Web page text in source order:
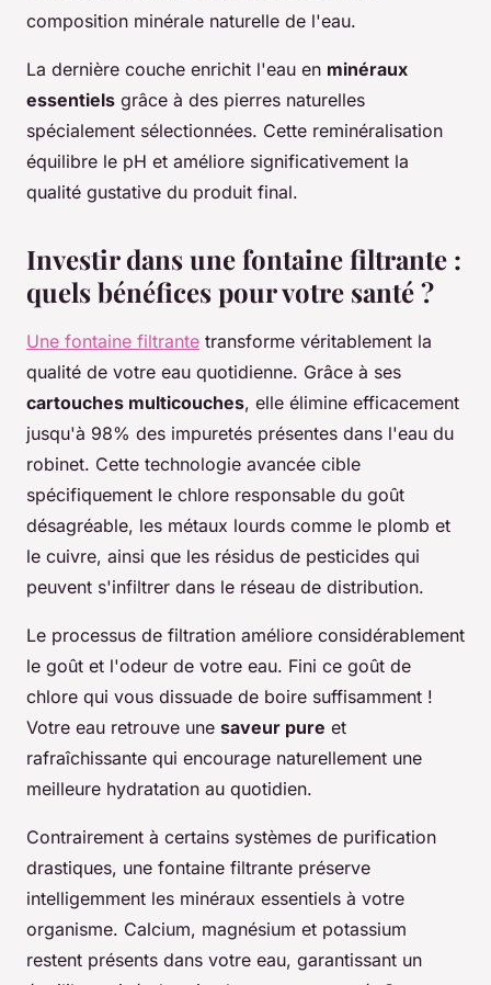
composition minérale naturelle de l'eau.
La dernière couche enrichit l'eau en minéraux
essentiels grâce à des pierres naturelles
spécialement sélectionnées. Cette reminéralisation
équilibre le pH et améliore significativement la
qualité gustative du produit final.
Investir dans une fontaine filtrante :
quels bénéfices pour votre santé ?
Une fontaine filtrante transforme véritablement la
qualité de votre eau quotidienne. Grâce à ses
cartouches multicouches, elle élimine efficacement
jusqu'à 98% des impuretés présentes dans l'eau du
robinet. Cette technologie avancée cible
spécifiquement le chlore responsable du goût
désagréable, les métaux lourds comme le plomb et
le cuivre, ainsi que les résidus de pesticides qui
peuvent s'infiltrer dans le réseau de distribution.
Le processus de filtration améliore considérablement
le goût et l'odeur de votre eau. Fini ce goût de
chlore qui vous dissuade de boire suffisamment !
Votre eau retrouve une saveur pure et
rafraîchissante qui encourage naturellement une
meilleure hydratation au quotidien.
Contrairement à certains systèmes de purification
drastiques, une fontaine filtrante préserve
intelligemment les minéraux essentiels à votre
organisme. Calcium, magnésium et potassium
restent présents dans votre eau, garantissant un